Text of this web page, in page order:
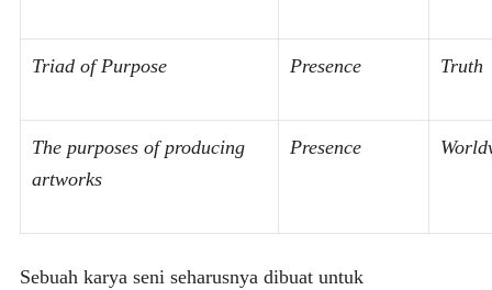
Triad of Purpose Presence Truth
The purposes of producing
artworks
Presence
Sebuah karya seni seharusnya dibuat untuk